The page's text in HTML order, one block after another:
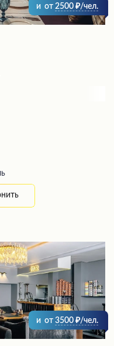
и от 2500 /чел.
и от 3500 /чел.